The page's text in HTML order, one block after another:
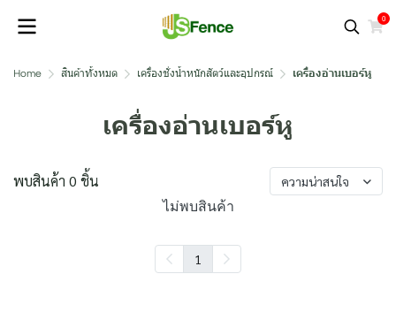
0
Home สินค้าทั้งหมด เครื่องชั่งน้ำหนักสัตว์และอุปกรณ์ เครื่องอ่านเบอร์หู
เครื่องอ่านเบอร์หู
พบสินค้า 0 ชิ้น ความน่าสนใจ
ไม่พบสินค้า
1